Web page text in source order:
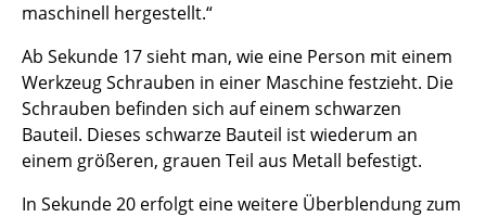
maschinell hergestellt.“
Ab Sekunde 17 sieht man, wie eine Person mit einem
Werkzeug Schrauben in einer Maschine festzieht. Die
Schrauben befinden sich auf einem schwarzen
Bauteil. Dieses schwarze Bauteil ist wiederum an
einem größeren, grauen Teil aus Metall befestigt.
In Sekunde 20 erfolgt eine weitere Überblendung zum